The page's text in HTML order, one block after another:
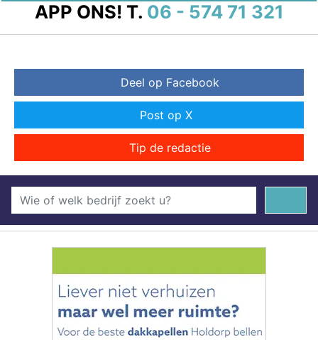
APP ONS! T. 06 - 574 71 321
Deel op Facebook
Post op X
Tip de redactie